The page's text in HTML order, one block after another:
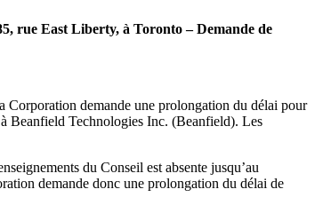
rue East Liberty, à Toronto – Demande de
demande une prolongation du délai pour
Beanfield Technologies Inc. (Beanfield). Les
du Conseil est absente jusqu’au
demande donc une prolongation du délai de